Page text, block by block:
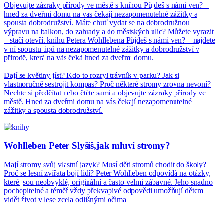
Objevujte zázraky přírody ve městě s knihou Půjdeš s námi ven? –
hned za dveřmi domu na vás čekají nezapomenutelné zážitky a
spousta dobrodružství. Máte chuť vydat se na dobrodružnou
výpravu na balkon, do zahrady a do městských ulic? Můžete vyrazit
– stačí otevřít knihu Petera Wohllebena Půjdeš s námi ven? – najdete
v ní spoustu tipů na nezapomenutelné zážitky a dobrodružství v
přírodě, která na vás čeká hned za dveřmi domu.
Dají se květiny jíst? Kdo to rozryl trávník v parku? Jak si
vlastnoručně sestrojit kompas? Proč některé stromy zrovna nevoní?
Nechte si předčítat nebo čtěte sami a objevujte zázraky přírody ve
městě. Hned za dveřmi domu na vás čekají nezapomenutelné
zážitky a spousta dobrodružství.
Wohlleben Peter Slyšíš,jak mluví stromy?
Mají stromy svůj vlastní jazyk? Musí děti stromů chodit do školy?
Proč se lesní zvířata bojí lidí? Peter Wohlleben odpovídá na otázky,
které jsou neobvyklé, originální a často velmi zábavné. Jeho snadno
pochopitelné a téměř vždy překvapivé odpovědi umožňují dětem
vidět život v lese zcela odlišnými očima